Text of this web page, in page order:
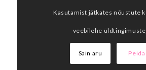
Kasutamist jätkates nõustute
veebilehe
Sain aru Peida